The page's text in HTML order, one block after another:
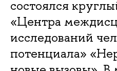
состоялся
«Центра
исследований
потенциала»